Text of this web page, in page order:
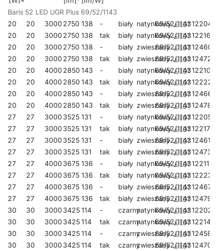
Oprawa dedykowana jest do użytku wewnętrznego. Znajduje
zastosowanie jako źródło światła głównego i sprzyja pracy
biurowej wymagającej skupienia wzroku. Unikalne wzornictwo,
energooszczędne moduły LED oraz możliwość współpracy z
zewnętrznymi systemami sterowania oświetleniem w
standardzie DALI dedykują lampę do zastosowania w
nowoczesnych biurowcach klasy A+, ze szczególnym
uwzględnieniem pomieszczeń reprezentacyjnych.
Baris 52 LED UGR Plus 69/52/1143
20
20 3000 2750 138 - biały natynkowy69/52/1143122040
20
20 3000 2750 138 tak biały natynkowy69/52/1143122163
20
20 3000 2750 138 - biały zwieszany69/52/1143124600
20
20 3000 2750 138 tak biały zwieszany69/52/1143124723
20
20 4000 2850 143 - biały natynkowy69/52/1143122101
20
20 4000 2850 143 tak biały natynkowy69/52/1143122224
20
20 4000 2850 143 - biały zwieszany69/52/1143124662
20
20 4000 2850 143 tak biały zwieszany69/52/1143124785
27
27 3000 3525 131 - biały natynkowy69/52/1143122057
27
27 3000 3525 131 tak biały natynkowy69/52/1143122170
27
27 3000 3525 131 - biały zwieszany69/52/1143124617
27
27 3000 3525 131 tak biały zwieszany69/52/1143124730
27
27 4000 3675 136 - biały natynkowy69/52/1143122118
27
27 4000 3675 136 tak biały natynkowy69/52/1143122231
27
27 4000 3675 136 - biały zwieszany69/52/1143124679
27
27 4000 3675 136 tak biały zwieszany69/52/1143124792
30
30 3000 3425114 - czarnynatynkowy69/52/1143122026
30
30 3000 3425114 tak czarnynatynkowy69/52/1143122149
30
30 3000 3425114 - czarnyzwieszany69/52/1143124587
30
30 3000 3425114 tak czarnyzwieszany69/52/1143124709